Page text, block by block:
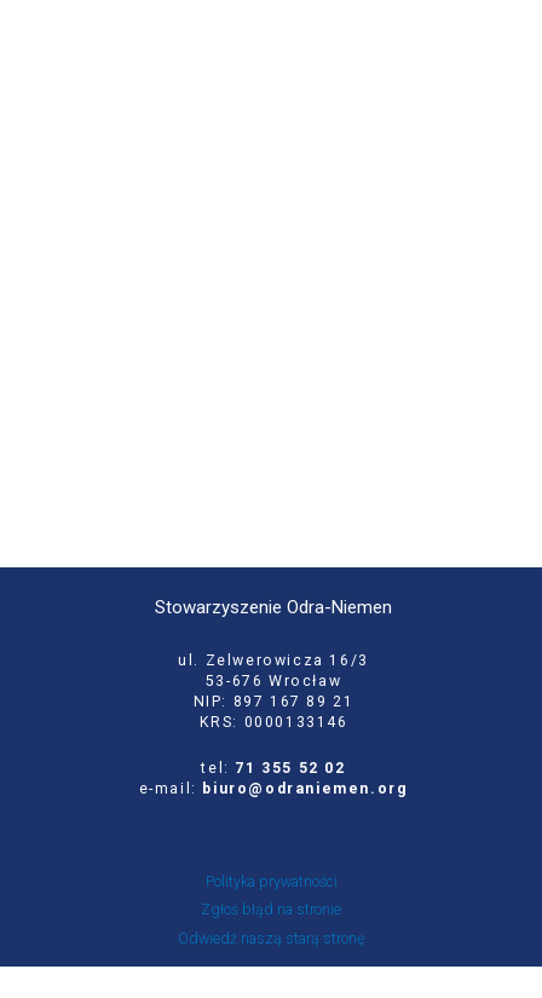
Stowarzyszenie Odra-Niemen
ul. Zelwerowicza 16/3
53-676 Wrocław
NIP: 897 167 89 21
KRS: 0000133146
tel: 71 355 52 02
e-mail:
biuro@odraniemen.org
Polityka prywatności
Zgłoś błąd na stronie
Odwiedź naszą starą stronę